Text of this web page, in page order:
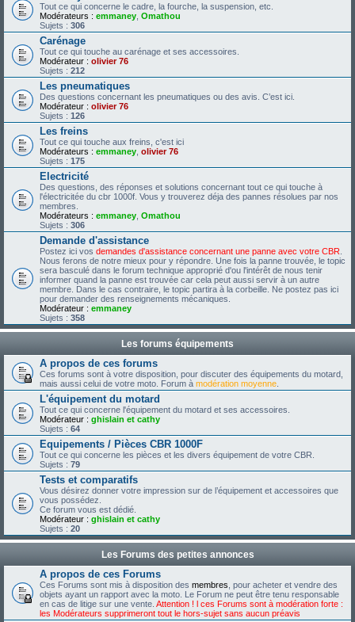
Tout ce qui concerne le cadre, la fourche, la suspension, etc.
Modérateurs : emmaney Omathou
Sujets : 306
Carénage
Tout ce qui touche au carénage et ses accessoires.
Modérateur : olivier 76
Sujets : 212
Les pneumatiques
Des questions concernant les pneumatiques ou des avis. C’est ici.
Modérateur : olivier 76
Sujets : 126
Les freins
Tout ce qui touche aux freins, c'est ici
Modérateurs : emmaney olivier 76
Sujets : 175
Electricité
Des questions, des réponses et solutions concernant tout ce qui touche à
l'électricitée du cbr 1000f. Vous y trouverez déja des pannes résolues par nos
membres.
Modérateurs : emmaney Omathou
Sujets : 306
Demande d'assistance
Postez ici vos demandes d'assistance concernant une panne avec votre CBR
Nous ferons de notre mieux pour y répondre. Une fois la panne trouvée, le topic
sera basculé dans le forum technique approprié d'ou l'intérêt de nous tenir
informer quand la panne est trouvée car cela peut aussi servir à un autre
membre. Dans le cas contraire, le topic partira à la corbeille. Ne postez pas ici
pour demander des renseignements mécaniques.
Modérateur : emmaney
Sujets : 358
Les forums équipements
A propos de ces forums
Ces forums sont à votre disposition, pour discuter des équipements du motard,
mais aussi celui de votre moto. Forum à modération moyenne
L'équipement du motard
Tout ce qui concerne l'équipement du motard et ses accessoires.
Modérateur : ghislain et cathy
Sujets : 64
Equipements / Pièces CBR 1000F
Tout ce qui concerne les pièces et les divers équipement de votre CBR.
Sujets : 79
Tests et comparatifs
Vous désirez donner votre impression sur de l’équipement et accessoires que
vous possédez.
Ce forum vous est dédié.
Modérateur : ghislain et cathy
Sujets : 20
Les Forums des petites annonces
A propos de ces Forums
Ces Forums sont mis à disposition des membres , pour acheter et vendre des
objets ayant un rapport avec la moto. Le Forum ne peut être tenu responsable
en cas de litige sur une vente. Attention ! l ces Forums sont à modération forte :
les Modérateurs supprimeront tout le hors-sujet sans aucun préavis